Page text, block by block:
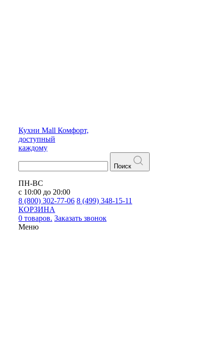
Кухни Mall Комфорт,
доступный
каждому
Поиск
ПН-ВС
с 10:00 до 20:00
8 (800) 302-77-06 8 (499) 348-15-11
КОРЗИНА
0 товаров. Заказать звонок
Меню